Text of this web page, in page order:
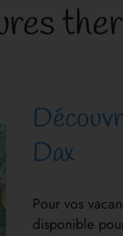
Dax
Pour vos
disponible